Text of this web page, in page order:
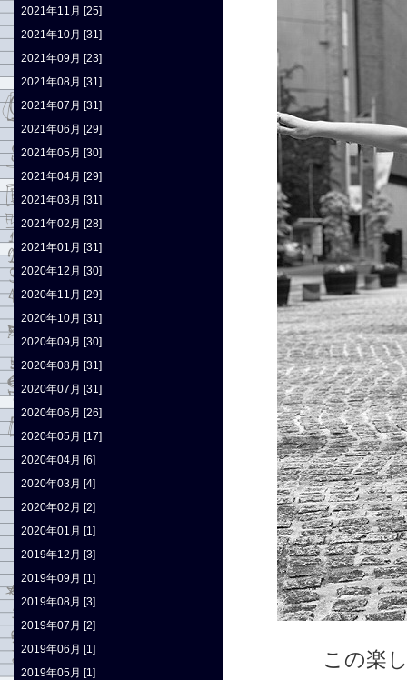
この楽
2021年11月 [25]
2021年10月 [31]
2021年09月 [23]
2021年08月 [31]
2021年07月 [31]
2021年06月 [29]
2021年05月 [30]
2021年04月 [29]
2021年03月 [31]
2021年02月 [28]
2021年01月 [31]
2020年12月 [30]
2020年11月 [29]
2020年10月 [31]
2020年09月 [30]
2020年08月 [31]
2020年07月 [31]
2020年06月 [26]
2020年05月 [17]
2020年04月 [6]
2020年03月 [4]
2020年02月 [2]
2020年01月 [1]
2019年12月 [3]
2019年09月 [1]
2019年08月 [3]
2019年07月 [2]
2019年06月 [1]
2019年05月 [1]